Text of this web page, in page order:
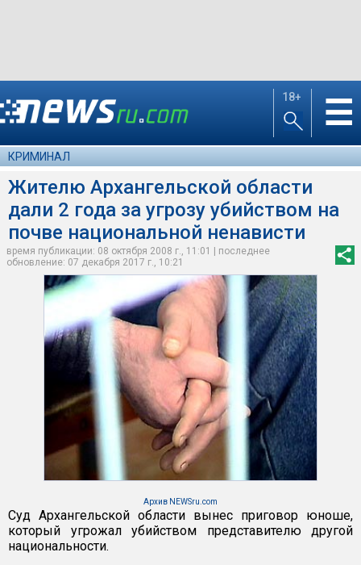
18+ ☰
КРИМИНАЛ
Жителю Архангельской области
дали 2 года за угрозу убийством на
почве национальной ненависти
время публикации: 08 октября 2008 г., 11:01 | последнее
обновление: 07 декабря 2017 г., 10:21
Архив NEWSru.com
Суд Архангельской области вынес приговор юноше,
который угрожал убийством представителю другой
национальности.